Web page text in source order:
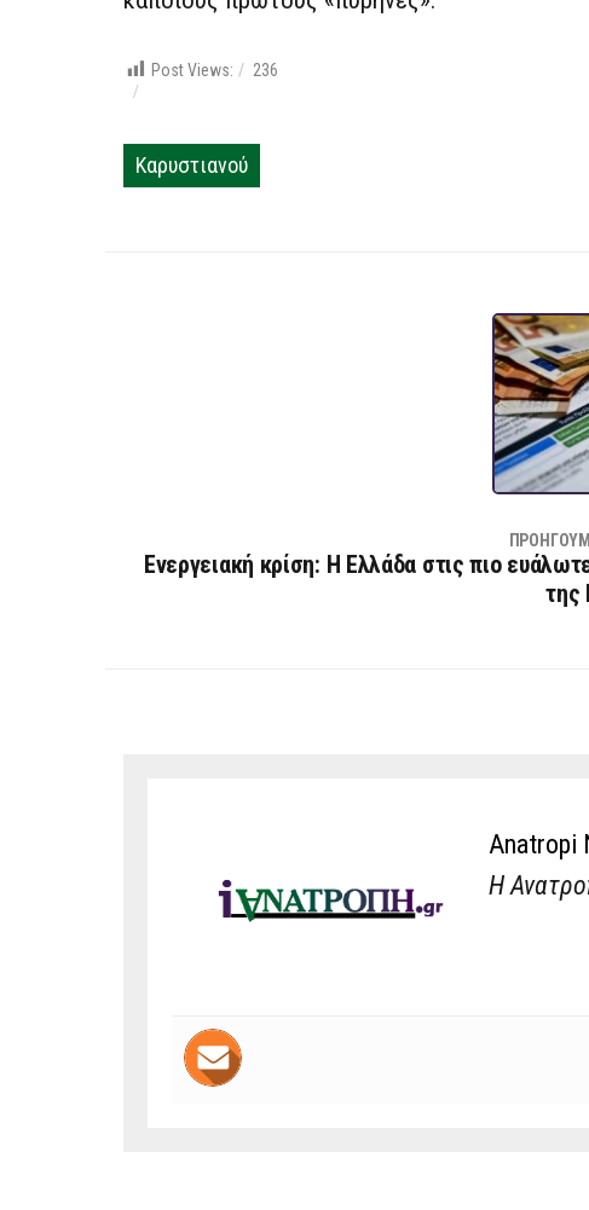
Post Views: 236
Καρυστιανού
Ενεργειακή κρίση: Η Ελλάδα στις πιο
της
Anatropi
Η